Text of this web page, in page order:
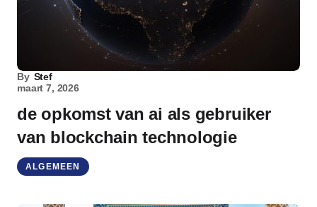
By Stef
maart 7, 2026
de opkomst van ai als gebruiker
van blockchain technologie
ALGEMEEN